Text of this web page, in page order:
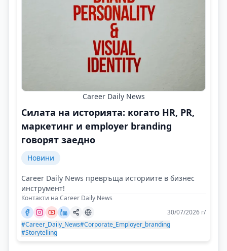
Career Daily News
Силата на историята: когато HR, PR,
маркетинг и employer branding
говорят заедно
Новини
Career Daily News превръща историите в бизнес
инструмент!
Контакти на Career Daily News
30/07/2026 г/
#Career_Daily_News#Corporate_Employer_branding
#Storytelling